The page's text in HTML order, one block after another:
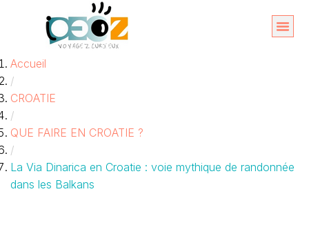
contenu
Accueil
/
CROATIE
/
QUE FAIRE EN CROATIE ?
/
La Via Dinarica en Croatie : voie mythique de randonnée
dans les Balkans